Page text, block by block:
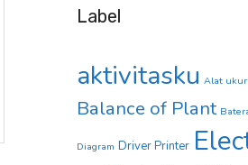
Label
aktivitasku Alat ukur
Balance of Plant
Diagram Driver Printer